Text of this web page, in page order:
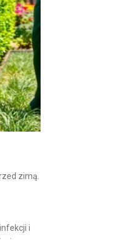
zimą.
i